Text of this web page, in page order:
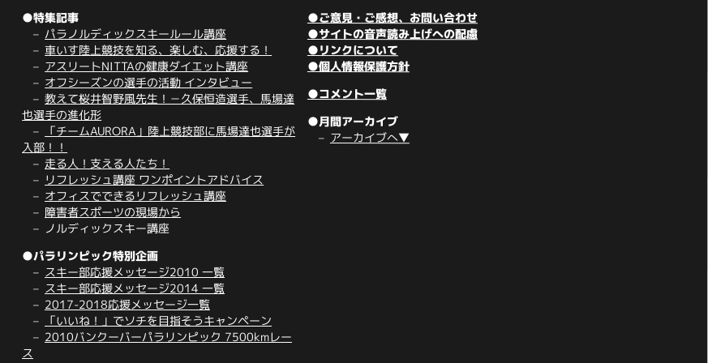
●特集記事
パラノルディックスキールール講座
車いす陸上競技を知る、楽しむ、応援する！
アスリートNITTAの健康ダイエット講座
オフシーズンの選手の活動 インタビュー
教えて桜井智野風先生！－久保恒造選手、馬場達
也選手の進化形
「チームAURORA」陸上競技部に馬場達也選手が
入部！！
走る人！支える人たち！
リフレッシュ講座 ワンポイントアドバイス
オフィスでできるリフレッシュ講座
障害者スポーツの現場から
ノルディックスキー講座
●パラリンピック特別企画
スキー部応援メッセージ2010 一覧
スキー部応援メッセージ2014 一覧
2017-2018応援メッセージ一覧
「いいね！」でソチを目指そうキャンペーン
2010バンクーバーパラリンピック 7500kmレー
ス
●ご意見・ご感想、お問い合わせ
●サイトの音声読み上げへの配慮
●リンクについて
●個人情報保護方針
●コメント一覧
●月間アーカイブ
アーカイブへ▼